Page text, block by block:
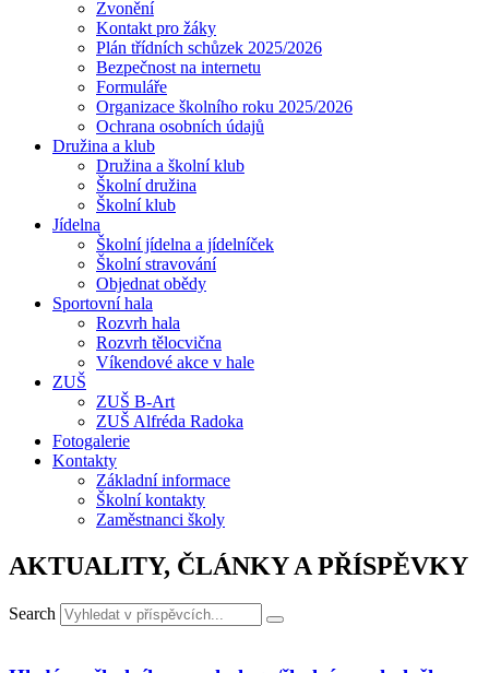
Zvonění
Kontakt pro žáky
Plán třídních schůzek 2025/2026
Bezpečnost na internetu
Formuláře
Organizace školního roku 2025/2026
Ochrana osobních údajů
Družina a klub
Družina a školní klub
Školní družina
Školní klub
Jídelna
Školní jídelna a jídelníček
Školní stravování
Objednat obědy
Sportovní hala
Rozvrh hala
Rozvrh tělocvična
Víkendové akce v hale
ZUŠ
ZUŠ B-Art
ZUŠ Alfréda Radoka
Fotogalerie
Kontakty
Základní informace
Školní kontakty
Zaměstnanci školy
AKTUALITY, ČLÁNKY A PŘÍSPĚVKY
Search